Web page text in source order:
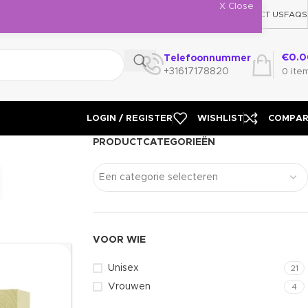
CONTACT USFAQS
Telefoonnummer
+31617178820
0
€
LOGIN / REGISTER WISHLIST
PRODUCTCATEGORIEËN
Een categorie selecteren
VOOR WIE
Unisex 21
Vrouwen 4
X Close